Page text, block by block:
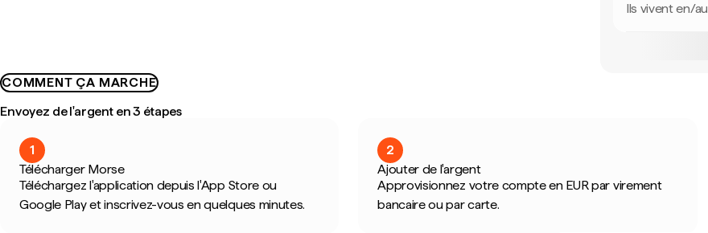
Ils vivent en/au
COMMENT ÇA MARCHE
Envoyez de l'argent en 3 étapes
1
Télécharger Morse
Téléchargez l'application depuis l'App Store ou
Google Play et inscrivez-vous en quelques minutes.
2
Ajouter de l'argent
Approvisionnez votre compte en EUR par virement
bancaire ou par carte.